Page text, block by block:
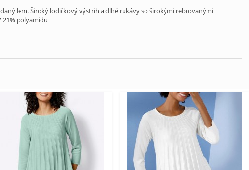
lem. Široký lodičkový výstrih a dlhé rukávy so širokými rebrovanými
21% polyamidu